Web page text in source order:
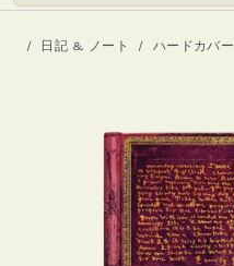
日記 & ノート ハードカバー